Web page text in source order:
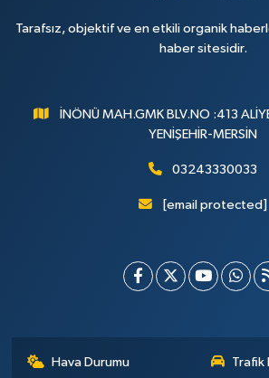
Tarafsız, objektif ve en etkili organik
haber sitesidir.
İNÖNÜ MAH.GMK BLV.NO :413
YENİŞEHİR-MERSİN
03243330033
[email protected]
Hava Durumu Trafik